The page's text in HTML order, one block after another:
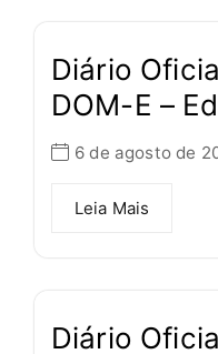
Diário
DOM-E –
6 de agosto de
Leia Mais
Diário